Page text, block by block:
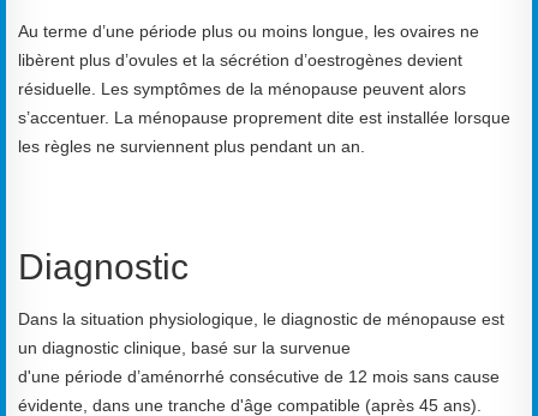
Au terme d’une période plus ou moins longue, les ovaires ne
libèrent plus d’ovules et la sécrétion d’oestrogènes devient
résiduelle. Les symptômes de la ménopause peuvent alors
s’accentuer. La ménopause proprement dite est installée lorsque
les règles ne surviennent plus pendant un an.
Diagnostic
Dans la situation physiologique, le diagnostic de ménopause est
un diagnostic clinique, basé sur la survenue
d'une période d’aménorrhé consécutive de 12 mois sans cause
évidente, dans une tranche d'âge compatible (après 45 ans).